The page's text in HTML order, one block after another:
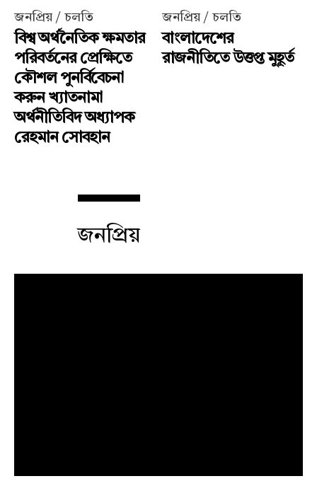
জনপ্রিয় / চলতি
বিশ্ব অর্থনৈতিক ক্ষমতার
পরিবর্তনের প্রেক্ষিতে
কৌশল পুনর্বিবেচনা
করুন খ্যাতনামা
অর্থনীতিবিদ অধ্যাপক
রেহমান সোবহান
জনপ্রিয় / চলতি
বাংলাদেশের
রাজনীতিতে উত্তপ্ত মুহূর্ত
জনপ্রিয়